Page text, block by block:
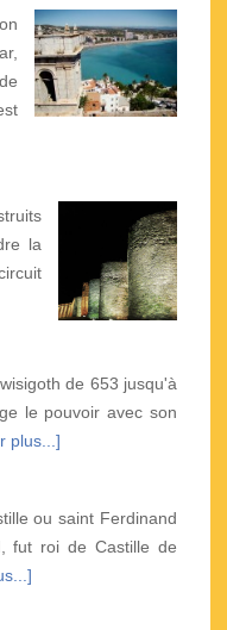
la
de 653 jusqu'à
le pouvoir avec son
plus...]
ou saint Ferdinand
fut roi de Castille de